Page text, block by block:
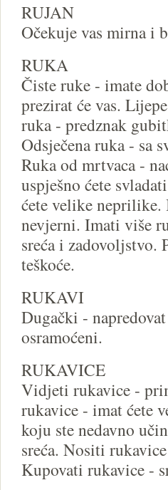
RUJAN
Očekuje vas mirna i
RUKA
Čiste ruke - imate
prezirat će vas.
ruka - predznak
Odsječena ruka - sa
Ruka od mrtvaca -
uspješno ćete
ćete velike
nevjerni. Imati više
sreća i zadovoljstvo.
teškoće.
RUKAVI
Dugački -
osramoćeni.
RUKAVICE
Vidjeti rukavice -
rukavice - imat ćete
koju ste nedavno
sreća. Nositi
Kupovati rukavice -